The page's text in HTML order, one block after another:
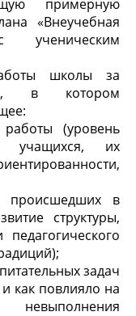
примерную
«Внеучебная
ученическим
школы за
в котором
работы (уровень
учащихся, их
происшедших в
структуры,
задач
как повлияло на